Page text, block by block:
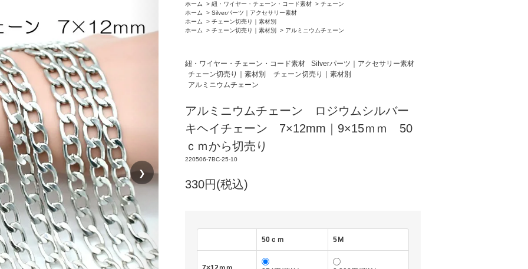
❯
ホーム > 紐・ワイヤー・チェーン・コード素材 > チェーン
ホーム
> Silverパーツ｜アクセサリー素材
ホーム
> チェーン切売り｜素材別
ホーム
> チェーン切売り｜素材別 > アルミニウムチェーン
紐・ワイヤー・チェーン・コード素材
Silverパーツ｜アクセサリー素材
チェーン切売り｜素材別
チェーン切売り｜素材別
アルミニウムチェーン
アルミニウムチェーン ロジウムシルバー
キヘイチェーン 7×12mm｜9×15ｍｍ 50
ｃｍから切売り
220506-7BC-25-10
330円(税込)
50ｃｍ 5Ｍ